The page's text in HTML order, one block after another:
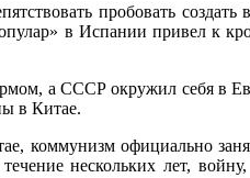
пробо­вать
в Испании привел к
а СССР окружил себя в
в Китае.
коммунизм офи­циально
нескольких лет,